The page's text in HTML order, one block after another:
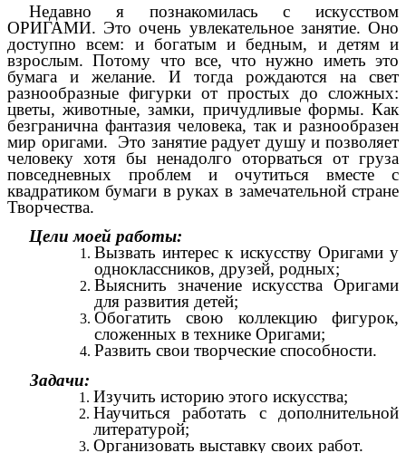
Недавно я познакомилась с искусством
ОРИГАМИ. Это очень увлекательное занятие. Оно
доступно всем: и богатым и бедным, и детям и
взрослым. Потому что все, что нужно иметь это
бумага и желание. И тогда рождаются на свет
разнообразные фигурки от простых до сложных:
цветы, животные, замки, причудливые формы. Как
безгранична фантазия человека, так и разнообразен
мир оригами. Это занятие радует душу и позволяет
человеку хотя бы ненадолго оторваться от груза
повседневных проблем и очутиться вместе с
квадратиком бумаги в руках в замечательной стране
Творчества.
Цели моей работы:
Вызвать интерес к искусству Оригами у
одноклассников, друзей, родных;
Выяснить значение искусства Оригами
для развития детей;
Обогатить свою коллекцию фигурок,
сложенных в технике Оригами;
Развить свои творческие способности.
Задачи:
Изучить историю этого искусства;
Научиться работать с дополнительной
литературой;
Организовать выставку своих работ.